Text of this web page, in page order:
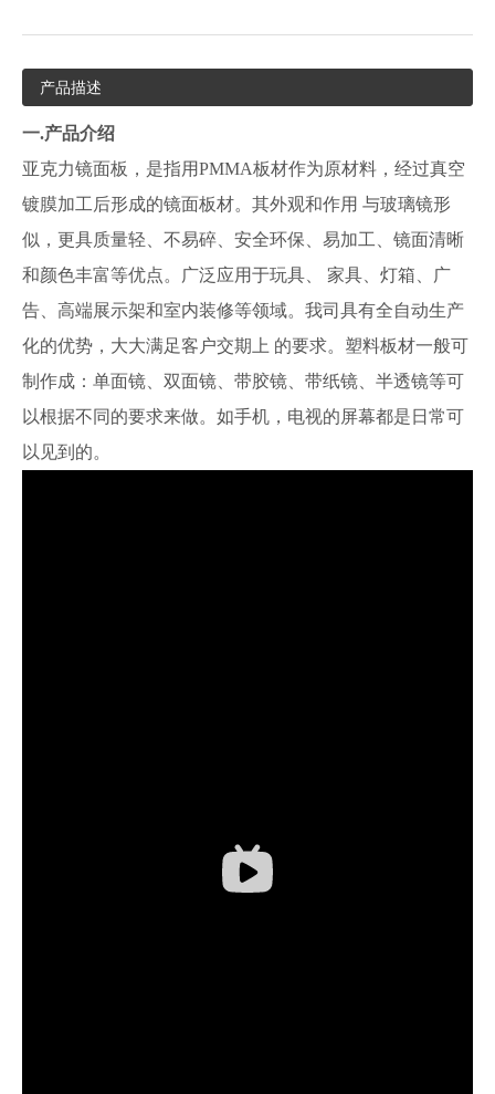
产品描述
一.产品介绍
亚克力镜面板，是指用PMMA板材作为原材料，经过真空
镀膜加工后形成的镜面板材。其外观和作用 与玻璃镜形
似，更具质量轻、不易碎、安全环保、易加工、镜面清晰
和颜色丰富等优点。广泛应用于玩具、 家具、灯箱、广
告、高端展示架和室内装修等领域。我司具有全自动生产
化的优势，大大满足客户交期上 的要求。塑料板材一般可
制作成：单面镜、双面镜、带胶镜、带纸镜、半透镜等可
以根据不同的要求来做。如手机，电视的屏幕都是日常可
以见到的。